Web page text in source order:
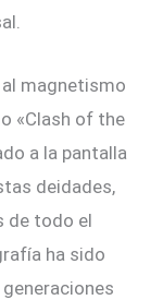
al magnetismo
«Clash of the
a la pantalla
deidades,
de todo el
ha sido